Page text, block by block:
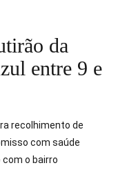
da
entre 9 e
recolhimento de
com saúde
o bairro